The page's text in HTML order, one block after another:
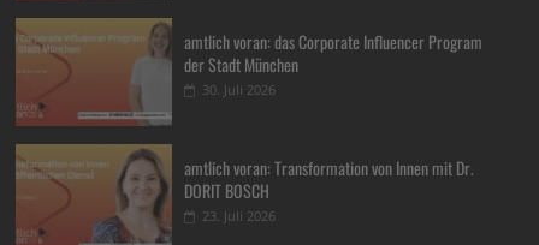
amtlich voran: das Corporate Influencer Program
der Stadt München
30. Juli 2026
amtlich voran: Transformation von Innen mit Dr.
DORIT BOSCH
23. Juli 2026